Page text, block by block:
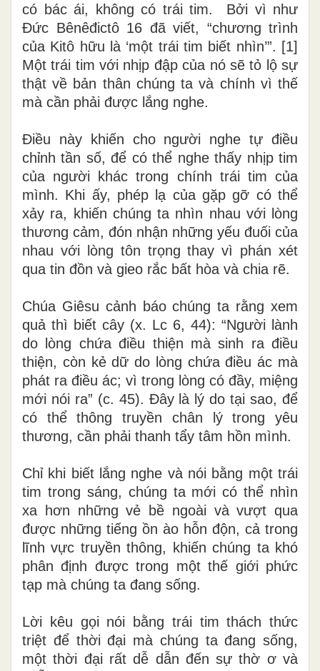
có bác ái, không có trái tim. Bởi vì như
Đức Bênêđictô 16 đã viết, “chương trình
của Kitô hữu là ‘một trái tim biết nhìn’”. [1]
Một trái tim với nhịp đập của nó sẽ tỏ lộ sự
thật về bản thân chúng ta và chính vì thế
mà cần phải được lắng nghe.
Điều này khiến cho người nghe tự điều
chỉnh tần số, để có thể nghe thấy nhịp tim
của người khác trong chính trái tim của
mình. Khi ấy, phép lạ của gặp gỡ có thể
xảy ra, khiến chúng ta nhìn nhau với lòng
thương cảm, đón nhận những yếu đuối của
nhau với lòng tôn trọng thay vì phán xét
qua tin đồn và gieo rắc bất hòa và chia rẽ.
Chúa Giêsu cảnh báo chúng ta rằng xem
quả thì biết cây (x. Lc 6, 44): “Người lành
do lòng chứa điều thiện mà sinh ra điều
thiện, còn kẻ dữ do lòng chứa điều ác mà
phát ra điều ác; vì trong lòng có đầy, miệng
mới nói ra” (c. 45). Đây là lý do tại sao, để
có thể thông truyền chân lý trong yêu
thương, cần phải thanh tẩy tâm hồn mình.
Chỉ khi biết lắng nghe và nói bằng một trái
tim trong sáng, chúng ta mới có thể nhìn
xa hơn những vẻ bề ngoài và vượt qua
được những tiếng ồn ào hỗn độn, cả trong
lĩnh vực truyền thông, khiến chúng ta khó
phân định được trong một thế giới phức
tạp mà chúng ta đang sống.
Lời kêu gọi nói bằng trái tim thách thức
triệt để thời đại mà chúng ta đang sống,
một thời đại rất dễ dẫn đến sự thờ ơ và